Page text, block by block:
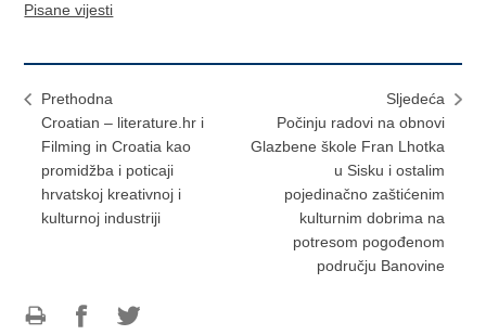
Pisane vijesti
Prethodna
Croatian – literature.hr i
Filming in Croatia kao
promidžba i poticaji
hrvatskoj kreativnoj i
kulturnoj industriji
Sljedeća
Počinju radovi na obnovi
Glazbene škole Fran Lhotka
u Sisku i ostalim
pojedinačno zaštićenim
kulturnim dobrima na
potresom pogođenom
području Banovine